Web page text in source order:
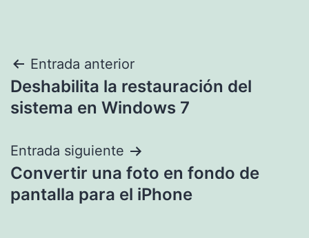
Navegación
de
Entrada anterior
Deshabilita la restauración del
sistema en Windows 7
Entrada siguiente
Convertir una foto en fondo de
pantalla para el iPhone